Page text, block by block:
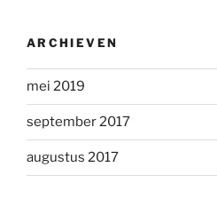
ARCHIEVEN
mei 2019
september 2017
augustus 2017